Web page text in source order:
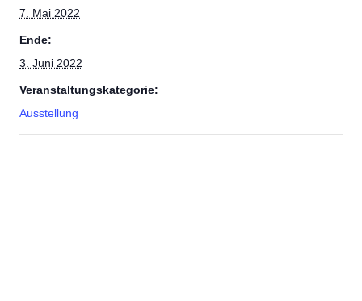
7. Mai 2022
Ende:
3. Juni 2022
Veranstaltungskategorie:
Ausstellung